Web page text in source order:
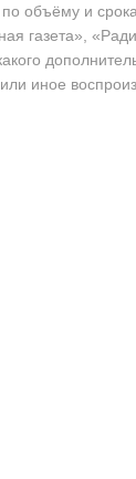
объёму и
газета»,
иное